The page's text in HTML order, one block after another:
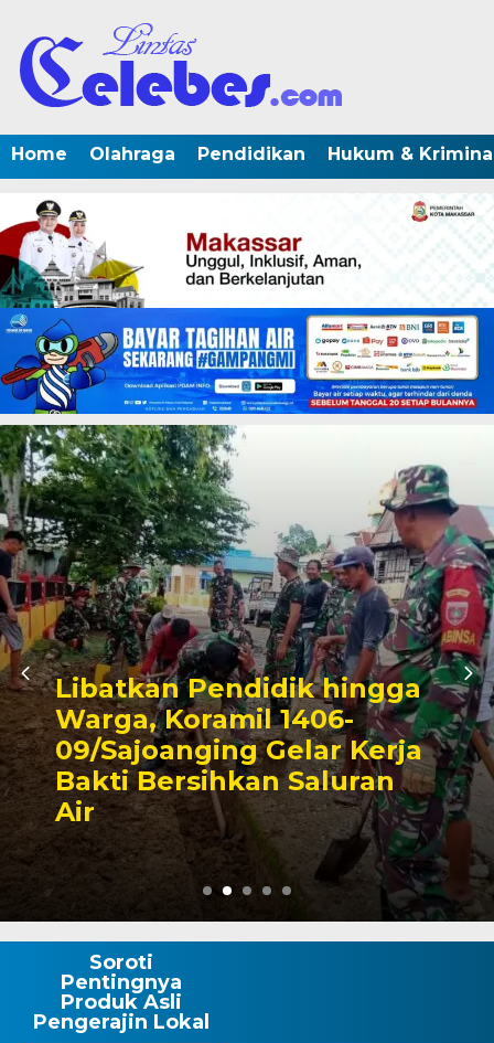
Home Olahraga Pendidikan Hukum &
Triwulan II 2026,
Pendapatan Makassar
Capai 49 Persen,
Rp130 Miliar
Soroti
Pentingnya
Produk Asli
Pengerajin Lokal